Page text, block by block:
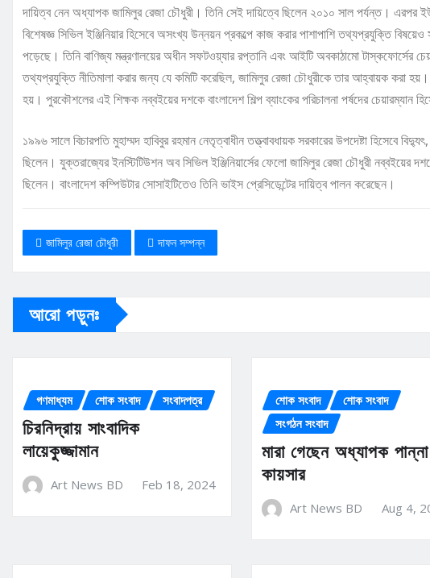
দায়িত্ব নেন অধ্যাপক জামিলুর রেজা চৌধুরী। তিনি সেই দায়িত্বে ছিলেন ২০১০ সাল পর্যন্ত। এরপর
বিশেষজ্ঞ সিভিল ইঞ্জিনিয়ার হিসেবে অসংখ্য উন্নয়ন প্রকল্পে কাজ করার পাশাপাশি তথ্যপ্রযুক্তি
পড়েছে। তিনি বাণিজ্য মন্ত্রণালয়ের অধীন সফটওয়্যার রপ্তানি এবং আইটি অবকাঠামো টাস্কফোর্সের
তথ্যপ্রযুক্তি নীতিমালা করার জন্য যে কমিটি করেছিল, জামিলুর রেজা চৌধুরীকে তার আহ্বায়ক করা
হয়। পুরকৌশলের এই শিক্ষক নব্বইয়ের দশকে বাংলাদেশ শিল্প ব্যাংকের পরিচালনা পর্ষদের চেয়ারম্যান
১৯৯৬ সালে বিচারপতি মুহাম্মদ হাবিবুর রহমান নেতৃত্বাধীন তত্ত্বাবধায়ক সরকারের উপদেষ্টা হিসেবে
ছিলেন। যুক্তরাজ্যের ইনস্টিটিউশন অব সিভিল ইঞ্জিনিয়ার্সের ফেলো জামিলুর রেজা চৌধুরী নব্বইয়ের
ছিলেন। বাংলাদেশ কম্পিউটার সোসাইটিতেও তিনি ভাইস প্রেসিডেন্টের দায়িত্ব পালন করেছেন।
জামিলুর রেজা চৌধুরী দাফন সম্পন্ন
আরো পড়ুনঃ
গণমাধ্যম শোক সংবাদ সংবাদপত্র
চিরনিদ্রায় সাংবাদিক
লায়েকুজ্জামান
Art News BD Feb 18, 2024
শোক সংবাদ
শোক সংবাদ
সংগঠন সংবাদ
মারা গেছেন অধ্যাপক পান্না
কায়সার
Art News BD Aug 4,